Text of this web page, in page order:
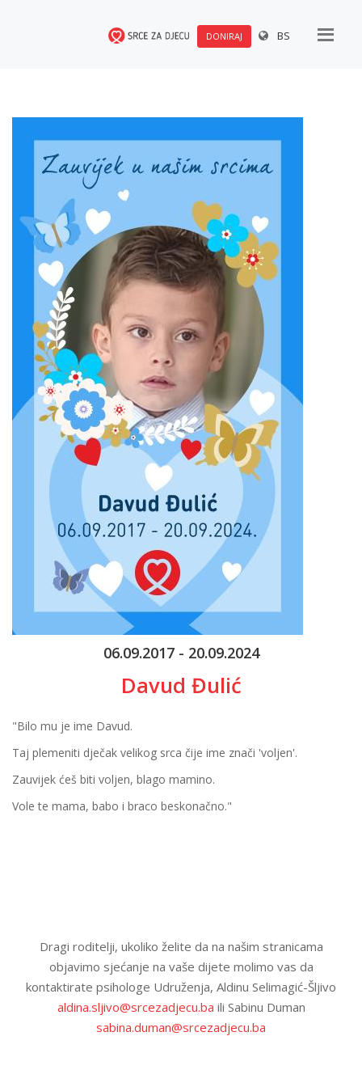
DONIRAJ BS
06.09.2017 - 20.09.2024
Davud Đulić
"Bilo mu je ime Davud.
Taj plemeniti dječak velikog srca čije ime znači 'voljen'.
Zauvijek ćeš biti voljen, blago mamino.
Vole te mama, babo i braco beskonačno."
Dragi roditelji, ukoliko želite da na našim stranicama
objavimo sjećanje na vaše dijete molimo vas da
kontaktirate psihologe Udruženja, Aldinu Selimagić-Šljivo
aldina.sljivo@srcezadjecu.ba ili Sabinu Duman
sabina.duman@srcezadjecu.ba